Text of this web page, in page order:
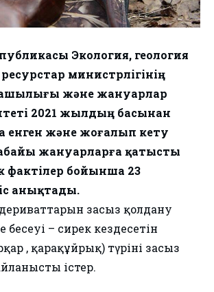
Экология, геология
министрлігінің
және жануарлар
2021 жылдың басынан
енген және жоғалып кету
жануарларға қатысты
фактілер бойынша 23
анықтады.
дериваттарын заңсыз қолдану
– сирек кездесетін
, қарақұйрық) түрінің заңсыз
істер.